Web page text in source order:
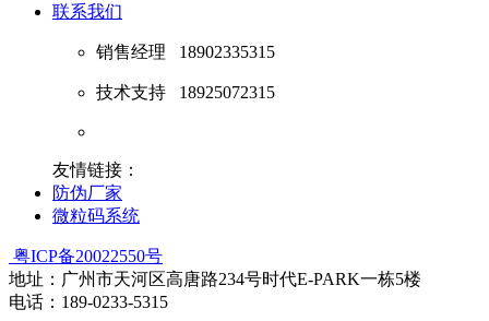
联系我们
销售经理 18902335315
技术支持 18925072315
友情链接：
防伪厂家
微粒码系统
粤ICP备20022550号
地址：广州市天河区高唐路234号时代E-PARK一栋5楼
电话：189-0233-5315